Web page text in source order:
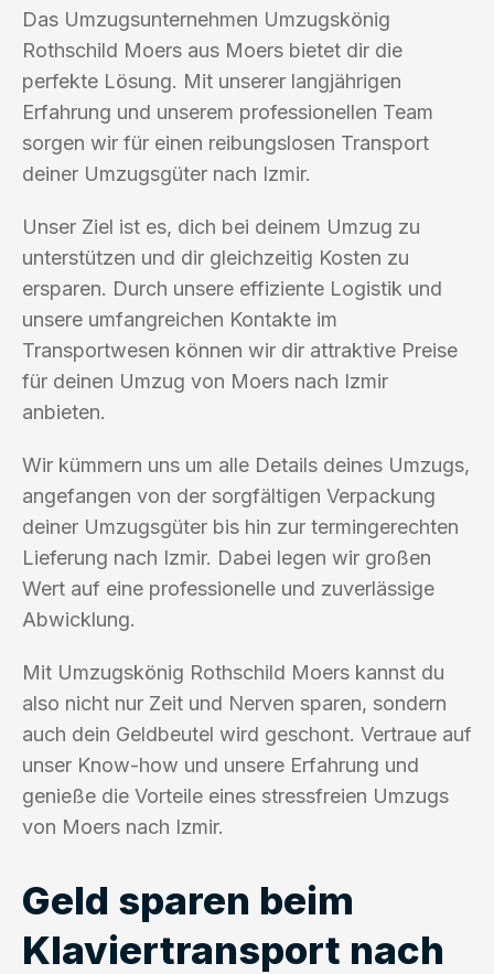
Das Umzugsunternehmen Umzugskönig
Rothschild Moers aus Moers bietet dir die
perfekte Lösung. Mit unserer langjährigen
Erfahrung und unserem professionellen Team
sorgen wir für einen reibungslosen Transport
deiner Umzugsgüter nach Izmir.
Unser Ziel ist es, dich bei deinem Umzug zu
unterstützen und dir gleichzeitig Kosten zu
ersparen. Durch unsere effiziente Logistik und
unsere umfangreichen Kontakte im
Transportwesen können wir dir attraktive Preise
für deinen Umzug von Moers nach Izmir
anbieten.
Wir kümmern uns um alle Details deines Umzugs,
angefangen von der sorgfältigen Verpackung
deiner Umzugsgüter bis hin zur termingerechten
Lieferung nach Izmir. Dabei legen wir großen
Wert auf eine professionelle und zuverlässige
Abwicklung.
Mit Umzugskönig Rothschild Moers kannst du
also nicht nur Zeit und Nerven sparen, sondern
auch dein Geldbeutel wird geschont. Vertraue auf
unser Know-how und unsere Erfahrung und
genieße die Vorteile eines stressfreien Umzugs
von Moers nach Izmir.
Geld sparen beim
Klaviertransport nach